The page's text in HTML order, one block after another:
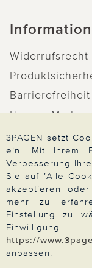
Information
Widerrufsrecht
Barrierefreiheit
Unsere Marken
Zahlung &
Über
3PAGEN setzt
ein. Mit Ihrem
Verbesserung
Sie auf "Alle
akzeptieren
mehr zu
Einstellung zu
https://
anpassen.